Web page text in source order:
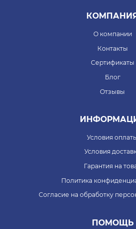
КОМПАНИЯ
О компании
Контакты
Сертификаты
Блог
Отзывы
Условия
Условия
Гарантия на
Политика
Согласие на обработку
ПОМОЩЬ